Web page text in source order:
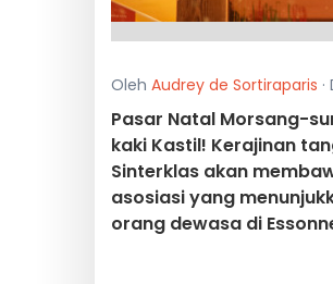
Oleh Audrey de Sortiraparis
Pasar Natal Morsang-
kaki Kastil! Kerajinan
Sinterklas akan
asosiasi yang
orang dewasa di